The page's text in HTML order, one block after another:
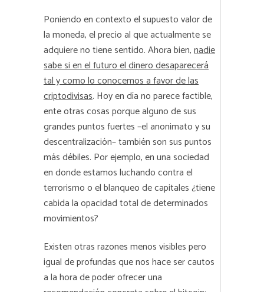
Poniendo en contexto el supuesto valor de
la moneda, el precio al que actualmente se
adquiere no tiene sentido. Ahora bien,nadie
sabe si en el futuro el dinero desaparecerá
tal y como lo conocemos a favor de las
criptodivisas. Hoy en día no parece factible,
ente otras cosas porque alguno de sus
grandes puntos fuertes –el anonimato y su
descentralización– también son sus puntos
más débiles. Por ejemplo, en una sociedad
en donde estamos luchando contra el
terrorismo o el blanqueo de capitales ¿tiene
cabida la opacidad total de determinados
movimientos?
Existen otras razones menos visibles pero
igual de profundas que nos hace ser cautos
a la hora de poder ofrecer una